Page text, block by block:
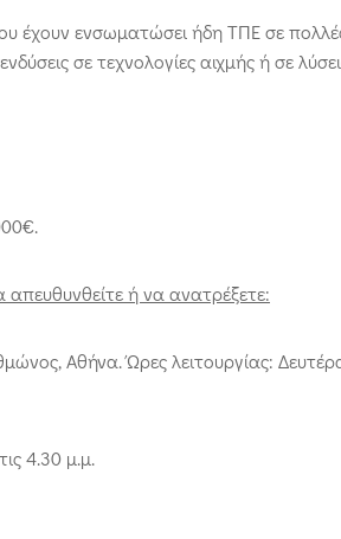
έχουν ενσωματώσει ήδη ΤΠΕ σε
σε τεχνολογίες αιχμής ή σε
ή να ανατρέξετε:
Αθήνα. Ώρες λειτουργίας:
4.30 μ.μ.